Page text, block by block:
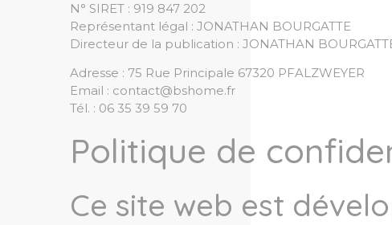
N° SIRET : 919 847 202
Représentant légal : JONATHAN BOURGATTE
Directeur de la publication : JONATHAN
Adresse : 75 Rue Principale 67320 PFALZWEYER
Email : contact@bshome.fr
Tél. : 06 35 39 59 70
Politique de
Ce site web est